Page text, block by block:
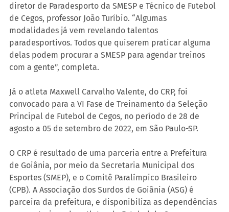
diretor de Paradesporto da SMESP e Técnico de Futebol
de Cegos, professor João Turíbio. “Algumas
modalidades já vem revelando talentos
paradesportivos. Todos que quiserem praticar alguma
delas podem procurar a SMESP para agendar treinos
com a gente”, completa.
Já o atleta Maxwell Carvalho Valente, do CRP, foi
convocado para a VI Fase de Treinamento da Seleção
Principal de Futebol de Cegos, no período de 28 de
agosto a 05 de setembro de 2022, em São Paulo-SP.
O CRP é resultado de uma parceria entre a Prefeitura
de Goiânia, por meio da Secretaria Municipal dos
Esportes (SMEP), e o Comitê Paralímpico Brasileiro
(CPB). A Associação dos Surdos de Goiânia (ASG) é
parceira da prefeitura, e disponibiliza as dependências